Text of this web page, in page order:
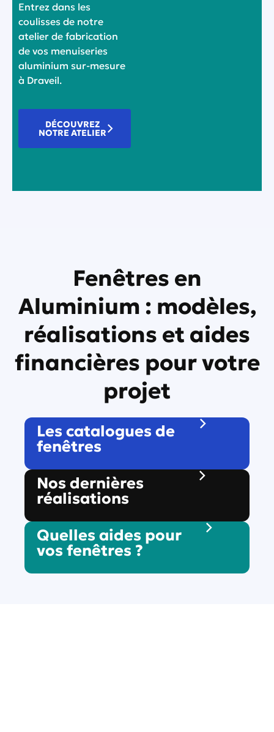
Entrez dans les
coulisses de notre
atelier de fabrication
de vos menuiseries
aluminium sur-mesure
à Draveil.
DÉCOUVREZ
NOTRE ATELIER
Fenêtres en
Aluminium : modèles,
réalisations et aides
financières pour votre
projet
Les catalogues de
fenêtres
Nos dernières
réalisations
Quelles aides pour
vos fenêtres ?